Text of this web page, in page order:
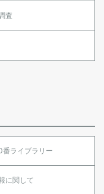
査
番ライブラリー
に関して